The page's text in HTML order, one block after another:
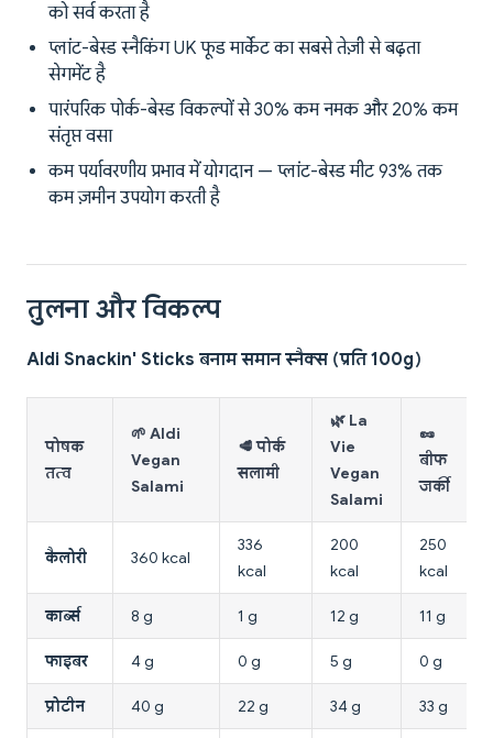
को सर्व करता है
प्लांट-बेस्ड स्नैकिंग UK फूड मार्केट का सबसे तेज़ी से बढ़ता
सेगमेंट है
पारंपरिक पोर्क-बेस्ड विकल्पों से 30% कम नमक और 20% कम
संतृप्त वसा
कम पर्यावरणीय प्रभाव में योगदान — प्लांट-बेस्ड मीट 93% तक
कम ज़मीन उपयोग करती है
तुलना और विकल्प
Aldi Snackin' Sticks बनाम समान स्नैक्स (प्रति 100g)
पोषक
तत्व
🌱 Aldi
Vegan
Salami
🥩 पोर्क
सलामी
🌿 La
Vie
Vegan
Salami
🥜
बीफ
जर्की
कैलोरी 360 kcal
336
kcal
200
kcal
250
kcal
कार्ब्स 8 g 1 g 12 g 11 g
फाइबर 4 g 0 g 5 g 0 g
प्रोटीन 40 g 22 g 34 g 33 g